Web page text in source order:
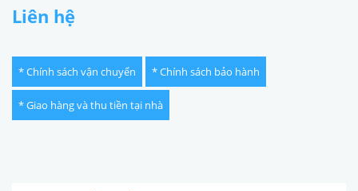
Liên hệ
* Chính sách vận chuyển * Chính sách bảo hành
* Giao hàng và thu tiền tại nhà